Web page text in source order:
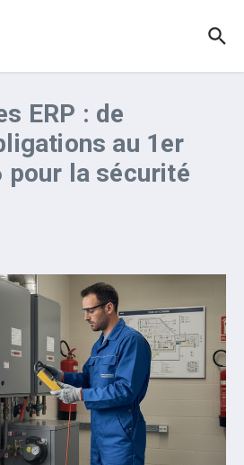
ERP : de
au 1er
pour la sécurité